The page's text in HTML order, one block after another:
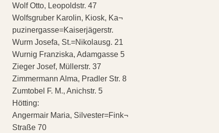
Wolf Otto, Leopoldstr. 47
Wolfsgruber Karolin, Kiosk, Ka¬
puzinergasse=Kaiserjägerstr.
Wurm Josefa, St.=Nikolausg. 21
Wurnig Franziska, Adamgasse 5
Zieger Josef, Müllerstr. 37
Zimmermann Alma, Pradler Str. 8
Zumtobel F. M., Anichstr. 5
Hötting:
Angermair Maria, Silvester=Fink¬
Straße 70